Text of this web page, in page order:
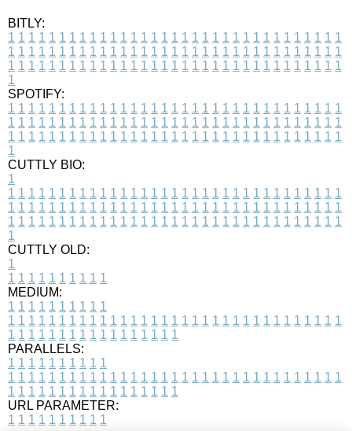
BITLY:
1 1 1 1 1 1 1 1 1 1 1 1 1 1 1 1 1 1 1 1 1 1 1 1 1 1 1 1 1 1 1 1 1
1 1 1 1 1 1 1 1 1 1 1 1 1 1 1 1 1 1 1 1 1 1 1 1 1 1 1 1 1 1 1 1 1
1 1 1 1 1 1 1 1 1 1 1 1 1 1 1 1 1 1 1 1 1 1 1 1 1 1 1 1 1 1 1 1 1
1
SPOTIFY:
1 1 1 1 1 1 1 1 1 1 1 1 1 1 1 1 1 1 1 1 1 1 1 1 1 1 1 1 1 1 1 1 1
1 1 1 1 1 1 1 1 1 1 1 1 1 1 1 1 1 1 1 1 1 1 1 1 1 1 1 1 1 1 1 1 1
1 1 1 1 1 1 1 1 1 1 1 1 1 1 1 1 1 1 1 1 1 1 1 1 1 1 1 1 1 1 1 1 1
1
CUTTLY BIO:
1
1 1 1 1 1 1 1 1 1 1 1 1 1 1 1 1 1 1 1 1 1 1 1 1 1 1 1 1 1 1 1 1 1
1 1 1 1 1 1 1 1 1 1 1 1 1 1 1 1 1 1 1 1 1 1 1 1 1 1 1 1 1 1 1 1 1
1 1 1 1 1 1 1 1 1 1 1 1 1 1 1 1 1 1 1 1 1 1 1 1 1 1 1 1 1 1 1 1 1
1
CUTTLY OLD:
1
1 1 1 1 1 1 1 1 1 1
MEDIUM:
1 1 1 1 1 1 1 1 1 1
1 1 1 1 1 1 1 1 1 1 1 1 1 1 1 1 1 1 1 1 1 1 1 1 1 1 1 1 1 1 1 1 1
1 1 1 1 1 1 1 1 1 1 1 1 1 1 1 1 1
PARALLELS:
1 1 1 1 1 1 1 1 1 1
1 1 1 1 1 1 1 1 1 1 1 1 1 1 1 1 1 1 1 1 1 1 1 1 1 1 1 1 1 1 1 1 1
1 1 1 1 1 1 1 1 1 1 1 1 1 1 1 1 1
URL PARAMETER:
1 1 1 1 1 1 1 1 1 1